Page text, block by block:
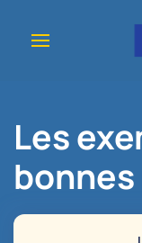
Accéder au
Les